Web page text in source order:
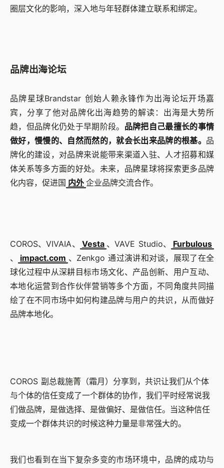
圈层文化的影响，深入地与年轻群体建立联系和绑定。
品牌出海论坛
品牌星球Brandstar 创始人赖永锋作为出海论坛开场嘉
宾，分享了他对品牌化出海趋势的解读：出海是大势所
趋，但品牌化仍处于早期阶段。 品牌把自己最擅长的事情
做好，慢慢的、自然而然的，就会长出来品牌的根基。 品
牌化的建设，对品牌来说能带来渠道入驻、人才招募和媒
体关系等多方面的好处。未来，品牌星球将探索更多品牌
化内容，促进国 内外 企业品牌交流合作。
COROS、VIVAIA、 Vesta 、VAVE Studio、
Furbulous
、
impact.com 、Zenkgo 通过演讲和对谈，展现了在全
球化过程中从深耕目标市场文化、产品创新、用户互动、
本地化运营到合作伙伴营销等多个方面，不同角度共同描
绘了在不同市场中如何构建品牌与用户的共识，从而做好
品牌本地化。
COROS 副总裁施菁（霜月）分享到，共识让我们从个体
与个体的信任变成了一个群体的协作，我们平时经常说我
们做品牌，是做选择、是做偏好、是做信任。当这种信任
变成一个群体共识的时候这种力量是非常强大的。
我们也看到在当下复杂多变的市场环境中，品牌的成功与